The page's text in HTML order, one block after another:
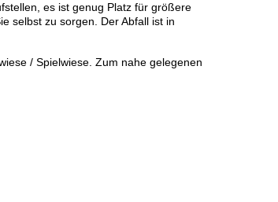
es ist genug Platz für größere
selbst zu sorgen. Der Abfall ist in
/ Spielwiese. Zum nahe gelegenen